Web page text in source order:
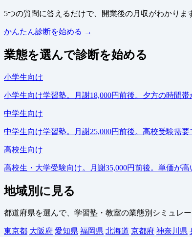
5つの質問に答えるだけで、開業後の月収がわかりま
かんたん診断を始める →
業態を選んで診断を始める
小学生向け
小学生向け学習塾。月謝18,000円前後。夕方の時間
中学生向け
中学生向け学習塾。月謝25,000円前後。高校受験需
高校生向け
高校生・大学受験向け。月謝35,000円前後。単価が
地域別に見る
都道府県を選んで、学習塾・教室の業態別シミュレ
東京都 大阪府 愛知県 福岡県 北海道 京都府 神奈川県